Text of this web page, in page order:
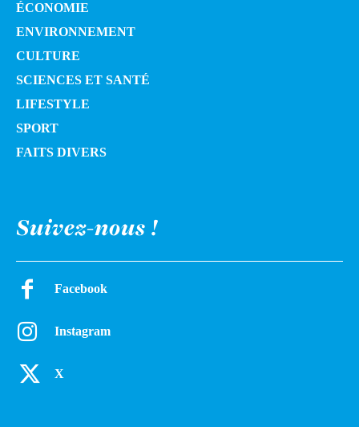
ÉCONOMIE
ENVIRONNEMENT
CULTURE
SCIENCES ET SANTÉ
LIFESTYLE
SPORT
FAITS DIVERS
Suivez-nous !
Facebook
Instagram
X